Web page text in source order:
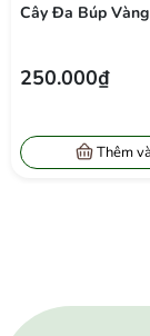
Cây Đa Búp Cẩm
250.000₫
Thêm